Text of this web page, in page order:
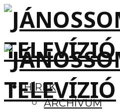
HÍREK
ARCHÍVUM